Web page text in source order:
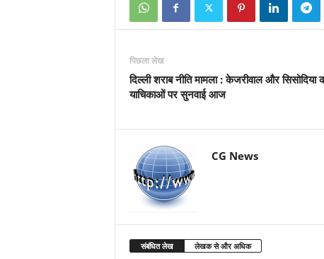
पिछला लेख
दिल्ली शराब नीति मामला : केजरीवाल और सिसोदिया
याचिकाओं पर सुनवाई आज
CG News
संबंधित लेख लेखक से और अधिक